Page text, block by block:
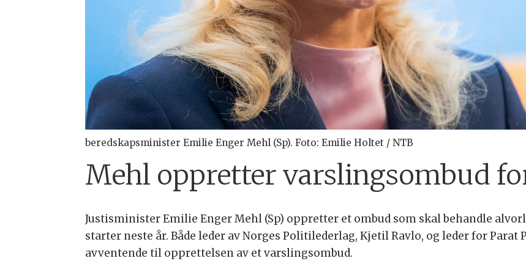
beredskapsminister Emilie Enger Mehl (Sp). Foto: Emilie Holtet / NTB
Mehl oppretter varslingsombud
Justisminister Emilie Enger Mehl (Sp) oppretter et ombud som skal behandle
starter neste år. Både leder av Norges Politilederlag, Kjetil Ravlo, og leder for
avventende til opprettelsen av et varslingsombud.